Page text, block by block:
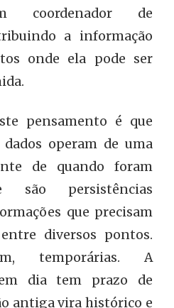
coordenador de
a informação
onde ela pode ser
pensamento é que
operam de uma
de quando foram
são persistências
que precisam
diversos pontos.
temporárias. A
dia tem prazo de
antiga vira histórico e